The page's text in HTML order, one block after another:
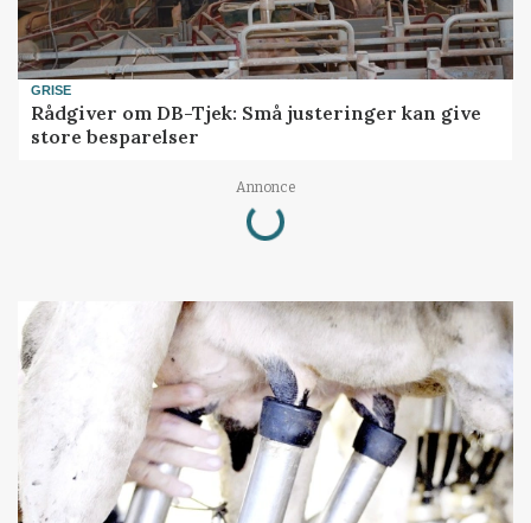
GRISE
Rådgiver om DB-Tjek: Små justeringer kan give
store besparelser
Annonce
Loading...